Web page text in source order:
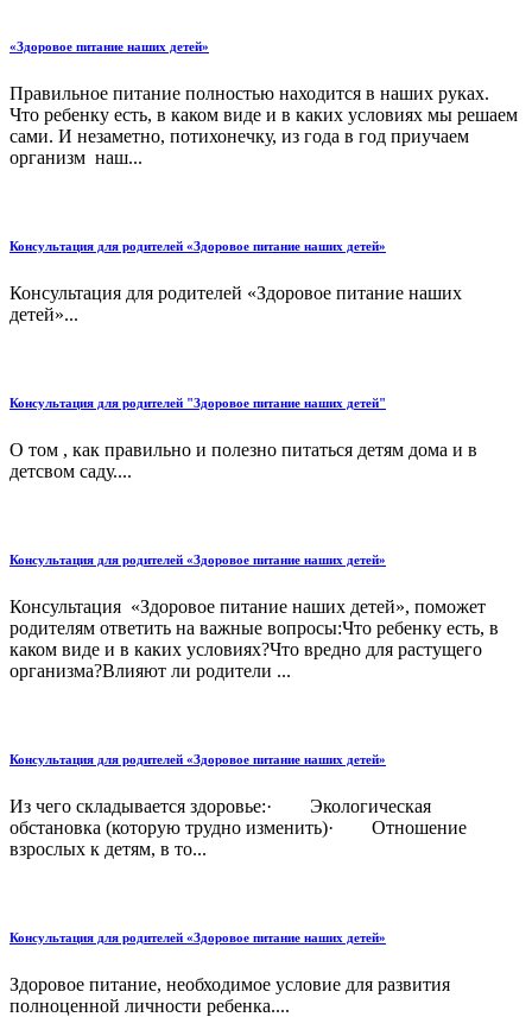
«Здоровое питание наших детей»
Правильное питание полностью находится в наших руках.
Что ребенку есть, в каком виде и в каких условиях мы решаем
сами. И незаметно, потихонечку, из года в год приучаем
организм наш...
Консультация для родителей «Здоровое питание наших детей»
Консультация для родителей «Здоровое питание наших
детей»...
Консультация для родителей "Здоровое питание наших детей"
О том , как правильно и полезно питаться детям дома и в
детсвом саду....
Консультация для родителей «Здоровое питание наших детей»
Консультация «Здоровое питание наших детей», поможет
родителям ответить на важные вопросы:Что ребенку есть, в
каком виде и в каких условиях?Что вредно для растущего
организма?Влияют ли родители ...
Консультация для родителей «Здоровое питание наших детей»
Из чего складывается здоровье:· Экологическая
обстановка (которую трудно изменить)· Отношение
взрослых к детям, в то...
Консультация для родителей «Здоровое питание наших детей»
Здоровое питание, необходимое условие для развития
полноценной личности ребенка....